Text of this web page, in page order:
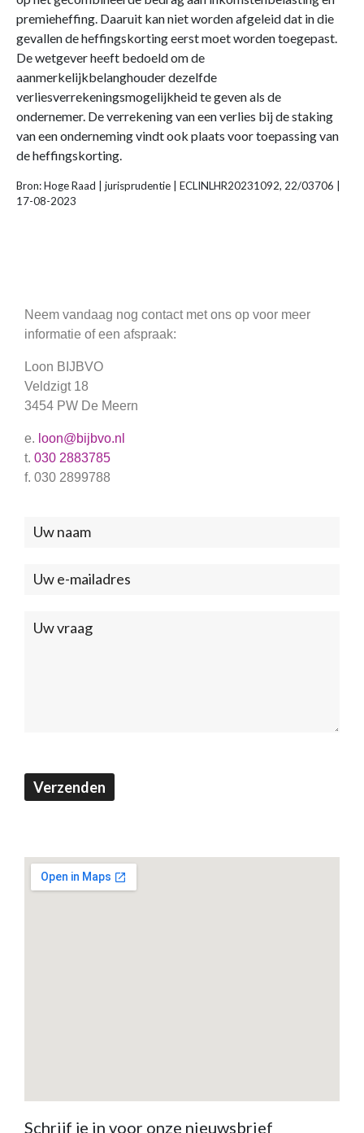
premieheffing. Daaruit kan niet worden afgeleid dat in die
gevallen de heffingskorting eerst moet worden toegepast.
De wetgever heeft bedoeld om de
aanmerkelijkbelanghouder dezelfde
verliesverrekeningsmogelijkheid te geven als de
ondernemer. De verrekening van een verlies bij de staking
van een onderneming vindt ook plaats voor toepassing van
de heffingskorting.
Bron: Hoge Raad | jurisprudentie | ECLINLHR20231092, 22/03706 |
17-08-2023
Neem vandaag nog contact met ons op voor meer
informatie of een afspraak:
Loon BIJBVO
Veldzigt 18
3454 PW De Meern
e. loon@bijbvo.nl
t. 030 2883785
f. 030 2899788
Neem
met
ons
Verzenden
Schrijf je in voor onze nieuwsbrief